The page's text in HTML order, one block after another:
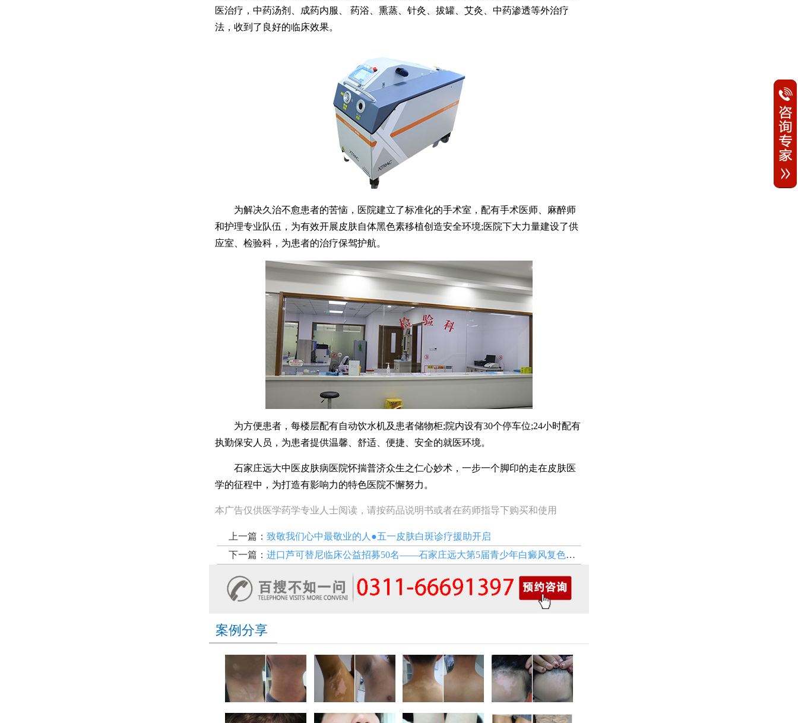
医治疗，中药汤剂、成药内服、 药浴、熏蒸、针灸、拔罐、艾灸、中药渗透等外治疗
法，收到了良好的临床效果。
为解决久治不愈患者的苦恼，医院建立了标准化的手术室，配有手术医师、麻醉师
和护理专业队伍，为有效开展皮肤自体黑色素移植创造安全环境;医院下大力量建设了供
应室、检验科，为患者的治疗保驾护航。
为方便患者，每楼层配有自动饮水机及患者储物柜;院内设有30个停车位;24小时配有
执勤保安人员，为患者提供温馨、舒适、便捷、安全的就医环境。
石家庄远大中医皮肤病医院怀揣普济众生之仁心妙术，一步一个脚印的走在皮肤医
学的征程中，为打造有影响力的特色医院不懈努力。
本广告仅供医学药学专业人士阅读，请按药品说明书或者在药师指导下购买和使用
上一篇： 致敬我们心中最敬业的人●五一皮肤白斑诊疗援助开启
下一篇： 进口芦可替尼临床公益招募50名——石家庄远大第5届青少年白癜风复色夏令营启动
案例分享